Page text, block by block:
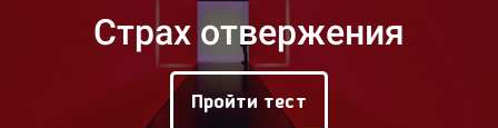
Страх отвержения
Пройти тест